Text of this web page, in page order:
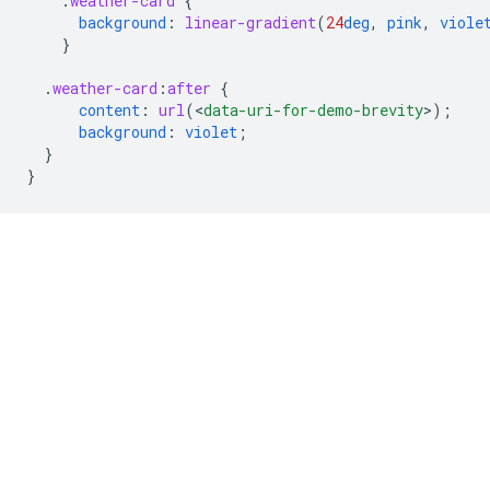
background : linear-gradient(24deg, pink,
}
.weather-card :after {
content : url (<data-uri-for-demo-brevity>);
background : violet ;
}
}